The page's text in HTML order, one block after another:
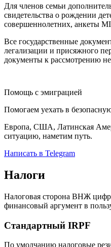
Для членов семьи
свидетельства о рождении
совершеннолетних, анкеты
Все государственные
легализации и присяжного
документы к рассмотрению
Помощь с эмиграцией
Помогаем уехать в
Европа, США, Латинская
ситуацию, наметим путь.
Написать в Telegram
Налоги
Налоговая сторона ВНЖ
финансовый аргумент в
Стандартный IRPF
По умолчанию налоговые